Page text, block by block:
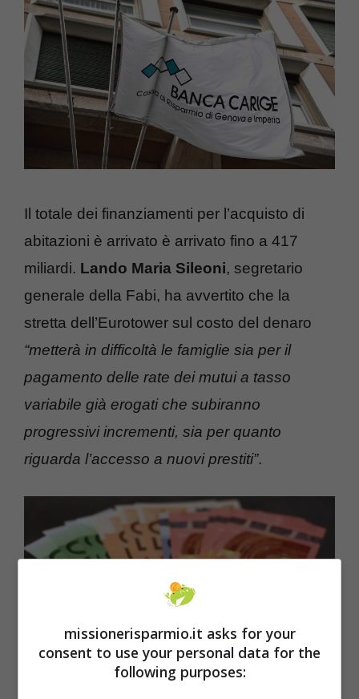
Il totale dei finanziamenti per l’acquisto di
abitazioni è arrivato è arrivato fino a 417
miliardi. Lando Maria Sileoni, segretario
generale della Fabi, ha avvertito che la
stretta dell’Eurotower sul costo del denaro
“metterà in difficoltà le famiglie sia per il
pagamento delle rate dei mutui a tasso
variabile già erogati che subiranno
progressivi incrementi, sia per quanto
riguarda l’accesso a nuovi prestiti”.
missionerisparmio.it asks for your
consent to use your personal data for the
following purposes: